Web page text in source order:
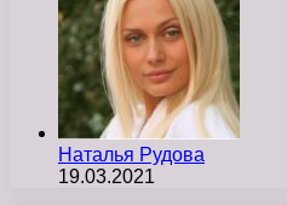
Наталья Рудова
19.03.2021